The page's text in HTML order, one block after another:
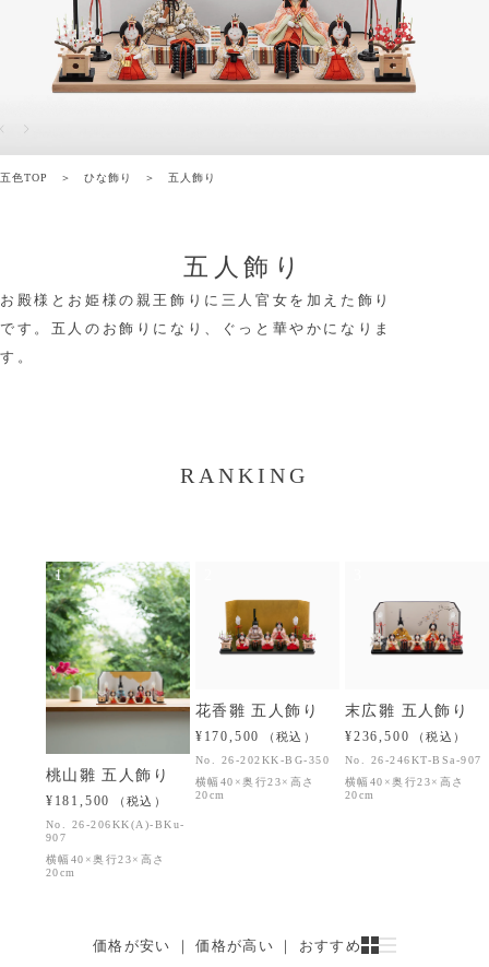
五色TOP ひな飾り 五人飾り
五人飾り
お殿様とお姫様の親王飾りに三人官女を加えた飾り
です。五人のお飾りになり、ぐっと華やかになりま
す。
RANKING
1
桃山雛 五人飾り
¥181,500 （税込）
No. 26-206KK(A)-BKu-
907
横幅40×奥行23×高さ
20cm
花香雛 五人飾り
¥170,500 （税込）
No. 26-202KK-BG-350
横幅40×奥行23×高さ
20cm
末広雛 五人飾り
¥236,500 （税込）
No. 26-246KT-BSa-907
横幅40×奥行23×高さ
20cm
価格が安い ｜ 価格が高い ｜ おすすめ